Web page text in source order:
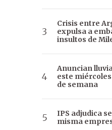
Crisis entre
expulsa a
insultos de
Anuncian
este
de semana
IPS adjudica
misma